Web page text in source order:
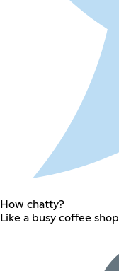
How chatty?
Like a busy coffee shop